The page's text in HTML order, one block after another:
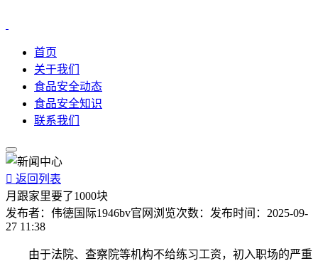
首页
关于我们
食品安全动态
食品安全知识
联系我们
 返回列表
月跟家里要了1000块
发布者： 伟德国际1946bv官网 浏览次数： 发布时间： 2025-09-
27 11:38
由于法院、查察院等机构不给练习工资，初入职场的严重